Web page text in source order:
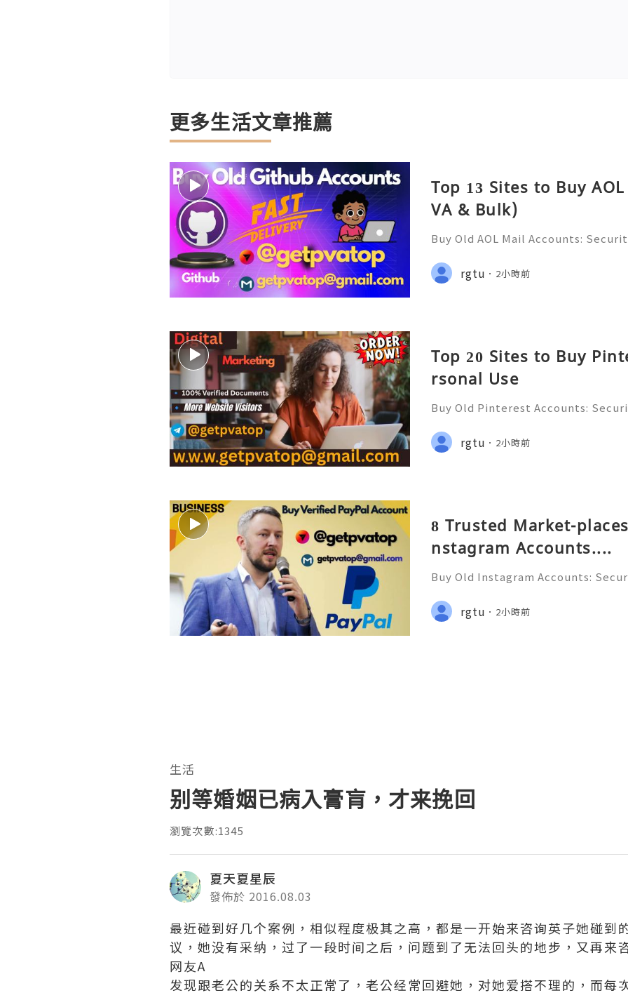
更多生活文章推薦
Top 13 Sites to Buy
VA & Bulk)
Buy Old AOL Mail Accounts:
2026 🚪🚀💬📞📩 We’re always
💼⏰📩🌟🌐✨ We are available on
rgtu 2小時前
Top 20 Sites to Buy
rsonal Use
Buy Old Pinterest Accounts:
ide 2026 🚪🚀💬📞📩 We’re
💯🔥 💼⏰📩🌟🌐✨ We are
rgtu 2小時前
8 Trusted Market-
nstagram Accounts....
Buy Old Instagram Accounts:
uide 2026 🚪🚀💬📞📩 We’re
😊💯🔥 💼⏰📩🌟🌐✨ We are
rgtu 2小時前
生活
别等婚姻已病入膏肓，才来挽回
瀏覽次數:1345
夏天夏星辰
發佈於 2016.08.03
最近碰到好几个案例，相似程度极其之高，都是一开始来咨询英子她碰到
议，她没有采纳，过了一段时间之后，问题到了无法回头的地步，又再来
网友A
发现跟老公的关系不太正常了，老公经常回避她，对她爱搭不理的，而每